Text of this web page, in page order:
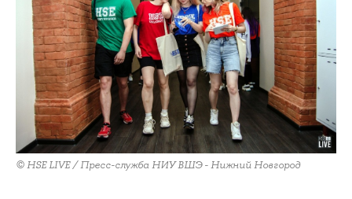
© HSE LIVE / Пресс-служба НИУ ВШЭ - Нижний Новгород